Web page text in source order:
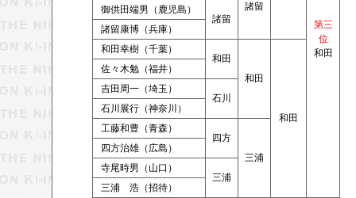
第三
位
和田
諸留
御供田端男（鹿児島）
諸留
諸留康博（兵庫）
和田幸樹（千葉）
和田
和田
和田
佐々木勉（福井）
吉田周一（埼玉）
石川
石川展行（神奈川）
工藤和豊（青森）
四方
三浦
四方治雄（広島）
寺尾時男（山口）
三浦
三浦 浩（招待）